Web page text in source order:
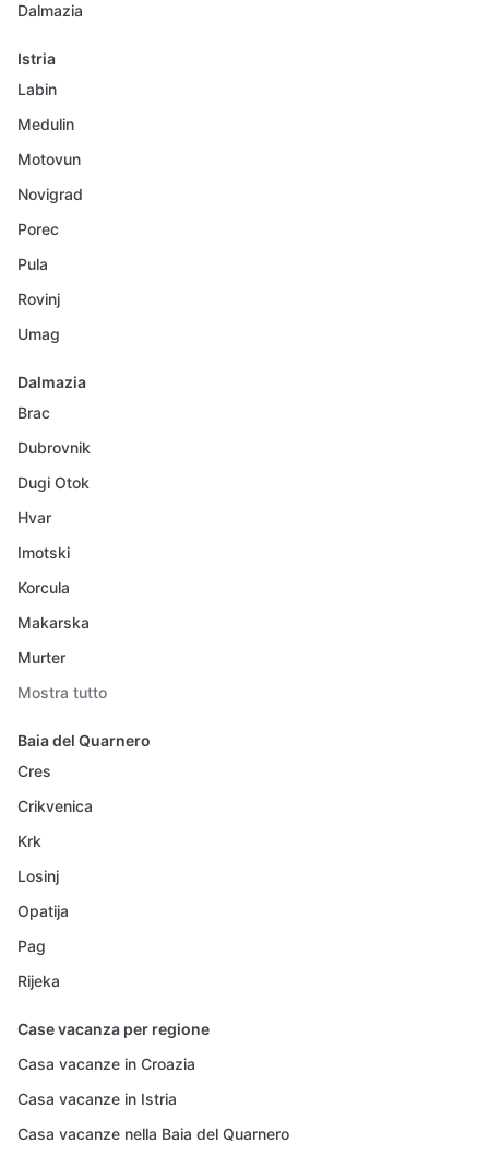
Dalmazia
Istria
Labin
Medulin
Motovun
Novigrad
Porec
Pula
Rovinj
Umag
Dalmazia
Brac
Dubrovnik
Dugi Otok
Hvar
Imotski
Korcula
Makarska
Murter
Mostra tutto
Baia del Quarnero
Cres
Crikvenica
Krk
Losinj
Opatija
Pag
Rijeka
Case vacanza per regione
Casa vacanze in Croazia
Casa vacanze in Istria
Casa vacanze nella Baia del Quarnero